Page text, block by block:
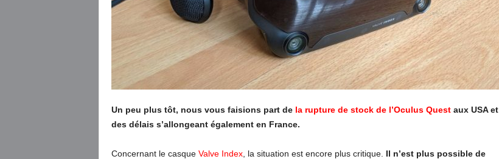
Un peu plus tôt, nous vous faisions part de la rupture de stock de l’Oculus Questaux USA et
des délais s’allongeant également en France.
Concernant le casque Valve Index, la situation est encore plus critique. Il n’est plus possible de